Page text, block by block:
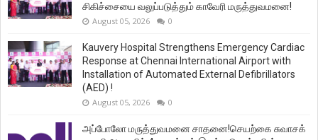
சிகிச்சையை வலுப்படுத்தும் காவேரி மருத்துவமனை!
August 05, 2026 0
Kauvery Hospital Strengthens Emergency Cardiac
Response at Chennai International Airport with
Installation of Automated External Defibrillators
(AED) !
August 05, 2026 0
அப்போலோ மருத்துவமனை சாதனை!செயற்கை சுவாசக்